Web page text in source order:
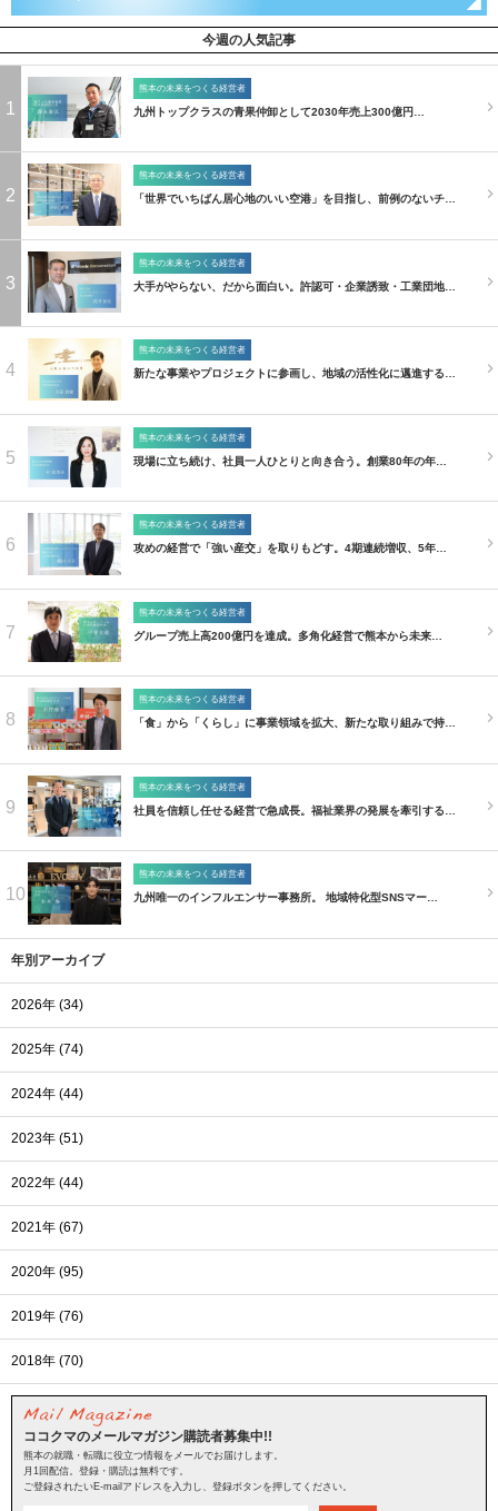
今週の人気記事
1
熊本の未来をつくる経営者
九州トップクラスの青果仲卸として2030年売上300億円…
2
熊本の未来をつくる経営者
「世界でいちばん居心地のいい空港」を目指し、前例のないチ…
3
熊本の未来をつくる経営者
大手がやらない、だから面白い。許認可・企業誘致・工業団地…
4
熊本の未来をつくる経営者
新たな事業やプロジェクトに参画し、地域の活性化に邁進する…
5
熊本の未来をつくる経営者
現場に立ち続け、社員一人ひとりと向き合う。創業80年の年…
6
熊本の未来をつくる経営者
攻めの経営で「強い産交」を取りもどす。4期連続増収、5年…
7
熊本の未来をつくる経営者
グループ売上高200億円を達成。多角化経営で熊本から未来…
8
熊本の未来をつくる経営者
「食」から「くらし」に事業領域を拡大、新たな取り組みで持…
9
熊本の未来をつくる経営者
社員を信頼し任せる経営で急成長。福祉業界の発展を牽引する…
10
熊本の未来をつくる経営者
九州唯一のインフルエンサー事務所。 地域特化型SNSマー…
年別アーカイブ
2026年 (34)
2025年 (74)
2024年 (44)
2023年 (51)
2022年 (44)
2021年 (67)
2020年 (95)
2019年 (76)
2018年 (70)
ココクマのメールマガジン購読者募集中!!
熊本の就職・転職に役立つ情報をメールでお届けします。
月1回配信。登録・購読は無料です。
ご登録されたいE-mailアドレスを入力し、登録ボタンを押してください。